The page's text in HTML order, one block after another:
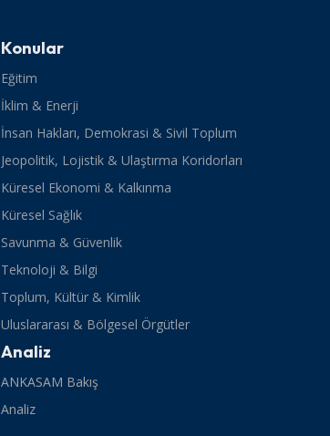
Konular
Eğitim
İklim & Enerji
İnsan Hakları, Demokrasi & Sivil Toplum
Jeopolitik, Lojistik & Ulaştırma Koridorları
Küresel Ekonomi & Kalkınma
Küresel Sağlık
Savunma & Güvenlik
Teknoloji & Bilgi
Toplum, Kültür & Kimlik
Uluslararası & Bölgesel Örgütler
Analiz
ANKASAM Bakış
Analiz